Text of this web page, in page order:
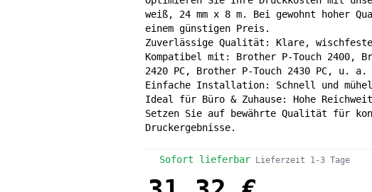
weiß, 24 mm x 8 m. Bei gewohnt hoher
einem günstigen Preis.
Zuverlässige Qualität: Klare, wischfeste
Kompatibel mit: Brother P-Touch 2400,
2420 PC, Brother P-Touch 2430 PC, u. a.
Einfache Installation: Schnell und
Ideal für Büro & Zuhause: Hohe
Setzen Sie auf bewährte Qualität für
Druckergebnisse.
Sofort lieferbar Lieferzeit 1-3 Tage